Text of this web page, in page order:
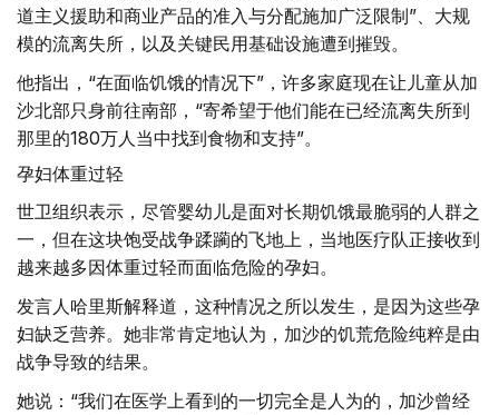
道主义援助和商业产品的准入与分配施加广泛限制”、大规
模的流离失所，以及关键民用基础设施遭到摧毁。
他指出，“在面临饥饿的情况下”，许多家庭现在让儿童从加
沙北部只身前往南部，“寄希望于他们能在已经流离失所到
那里的180万人当中找到食物和支持”。
孕妇体重过轻
世卫组织表示，尽管婴幼儿是面对长期饥饿最脆弱的人群之
一，但在这块饱受战争蹂躏的飞地上，当地医疗队正接收到
越来越多因体重过轻而面临危险的孕妇。
发言人哈里斯解释道，这种情况之所以发生，是因为这些孕
妇缺乏营养。她非常肯定地认为，加沙的饥荒危险纯粹是由
战争导致的结果。
她说：“我们在医学上看到的一切完全是人为的，加沙曾经